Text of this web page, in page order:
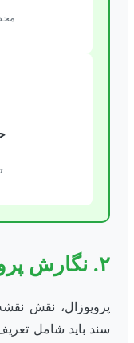
۲. نگارش پروپوزال جامع و مستدل
پروپوزال، نقش
سند باید شامل